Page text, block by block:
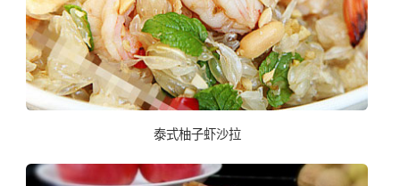
泰式柚子虾沙拉